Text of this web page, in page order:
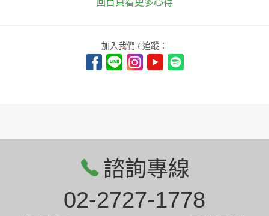
回首頁看更多心得
加入我們 / 追蹤：
諮詢專線
02-2727-1778